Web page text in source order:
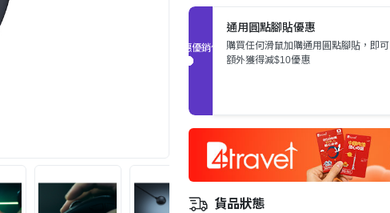
促銷優惠
通用圓點腳貼優惠
購買任何滑鼠加購通用圓點腳貼，即可
額外獲得減$10優惠
貨品狀態